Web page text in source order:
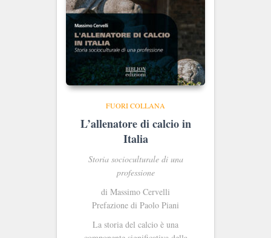
FUORI COLLANA
L’allenatore di calcio in
Italia
Storia socioculturale di una
professione
di Massimo Cervelli
Prefazione di Paolo Piani
La storia del calcio è una